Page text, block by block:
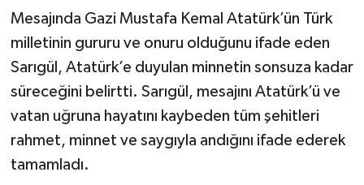
Mesajında Gazi Mustafa Kemal Atatürk’ün Türk
milletinin gururu ve onuru olduğunu ifade eden
Sarıgül, Atatürk’e duyulan minnetin sonsuza kadar
süreceğini belirtti. Sarıgül, mesajını Atatürk’ü ve
vatan uğruna hayatını kaybeden tüm şehitleri
rahmet, minnet ve saygıyla andığını ifade ederek
tamamladı.